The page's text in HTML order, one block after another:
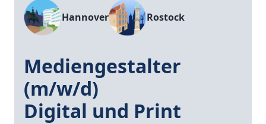
Hannover Rostock
Mediengestalter
(m/w/d)
Digital und Print